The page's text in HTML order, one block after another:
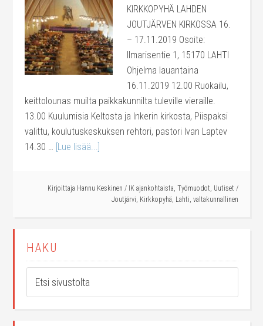
KIRKKOPYHÄ LAHDEN
JOUTJÄRVEN KIRKOSSA 16.
– 17.11.2019 Osoite:
Ilmarisentie 1, 15170 LAHTI
Ohjelma lauantaina
16.11.2019 12.00 Ruokailu,
keittolounas muilta paikkakunnilta tuleville vieraille.
13.00 Kuulumisia Keltosta ja Inkerin kirkosta, Piispaksi
valittu, koulutuskeskuksen rehtori, pastori Ivan Laptev
14.30 … [Lue lisää...]
Kirjoittaja Hannu Keskinen / IK ajankohtaista, Työmuodot, Uutiset /
Joutjärvi, Kirkkopyhä, Lahti, valtakunnallinen
HAKU